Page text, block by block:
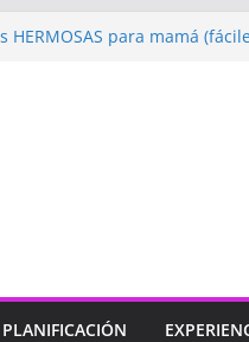
HERMOSAS para mamá
PLANIFICACIÓN